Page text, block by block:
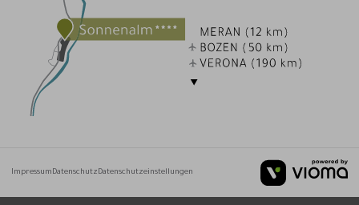
ImpressumDatenschutzDatenschutzeinstellungen